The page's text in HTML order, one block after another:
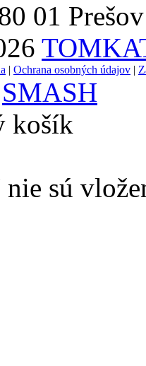
01 Prešov
| Ochrana osobných údajov |
SMASH
košík
sú